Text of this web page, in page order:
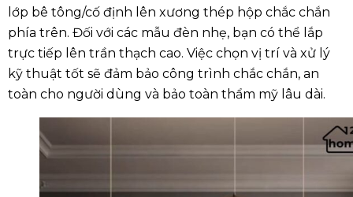
lớp bê tông/cố định lên xương thép hộp chắc chắn
phía trên. Đối với các mẫu đèn nhẹ, bạn có thể lắp
trực tiếp lên trần thạch cao. Việc chọn vị trí và xử lý
kỹ thuật tốt sẽ đảm bảo công trình chắc chắn, an
toàn cho người dùng và bảo toàn thẩm mỹ lâu dài.